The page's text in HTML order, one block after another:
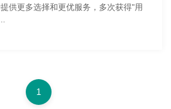
供更多选择和更优服务，多次获得"用
1